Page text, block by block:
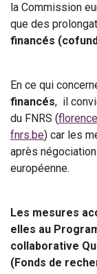
la Commission
que des
financés
En ce qui
financés, il
du FNRS (
fnrs.be) car les
après
européenne.
Les mesures
elles au
collaborative
(Fonds de